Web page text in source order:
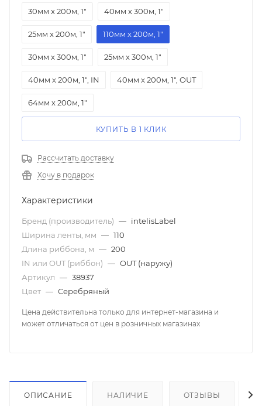
30мм х 200м, 1"
40мм х 300м, 1"
25мм х 200м, 1" 110мм х 200м, 1"
30мм х 300м, 1" 25мм х 300м, 1"
40мм х 200м, 1", IN 40мм х 200м, 1", OUT
64мм х 200м, 1"
КУПИТЬ В 1 КЛИК
Рассчитать доставку
Хочу в подарок
Характеристики
Бренд (производитель) — intelisLabel
Ширина ленты, мм — 110
Длина риббона, м — 200
IN или OUT (риббон) — OUT (наружу)
Артикул — 38937
Цвет — Серебряный
Цена действительна только для интернет-магазина и
может отличаться от цен в розничных магазинах
ОПИСАНИЕ НАЛИЧИЕ ОТЗЫВЫ